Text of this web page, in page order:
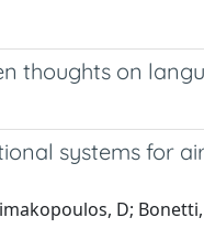
thoughts on
systems for
D;